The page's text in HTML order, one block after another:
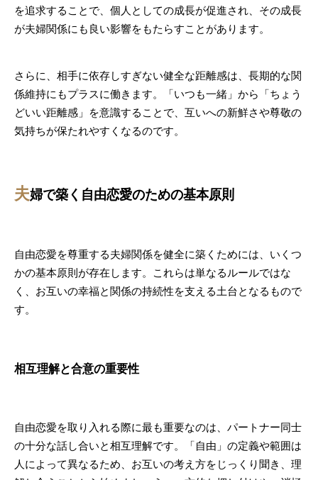
を追求することで、個人としての成長が促進され、その成長
が夫婦関係にも良い影響をもたらすことがあります。
さらに、相手に依存しすぎない健全な距離感は、長期的な関
係維持にもプラスに働きます。「いつも一緒」から「ちょう
どいい距離感」を意識することで、互いへの新鮮さや尊敬の
気持ちが保たれやすくなるのです。
夫婦で築く自由恋愛のための基本原則
自由恋愛を尊重する夫婦関係を健全に築くためには、いくつ
かの基本原則が存在します。これらは単なるルールではな
く、お互いの幸福と関係の持続性を支える土台となるもので
す。
相互理解と合意の重要性
自由恋愛を取り入れる際に最も重要なのは、パートナー同士
の十分な話し合いと相互理解です。「自由」の定義や範囲は
人によって異なるため、お互いの考え方をじっくり聞き、理